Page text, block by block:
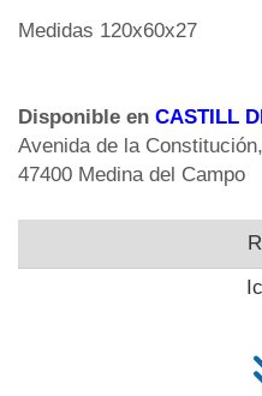
Medidas 120x60x27
Disponible en CASTILL
Avenida de la
47400 Medina del Campo